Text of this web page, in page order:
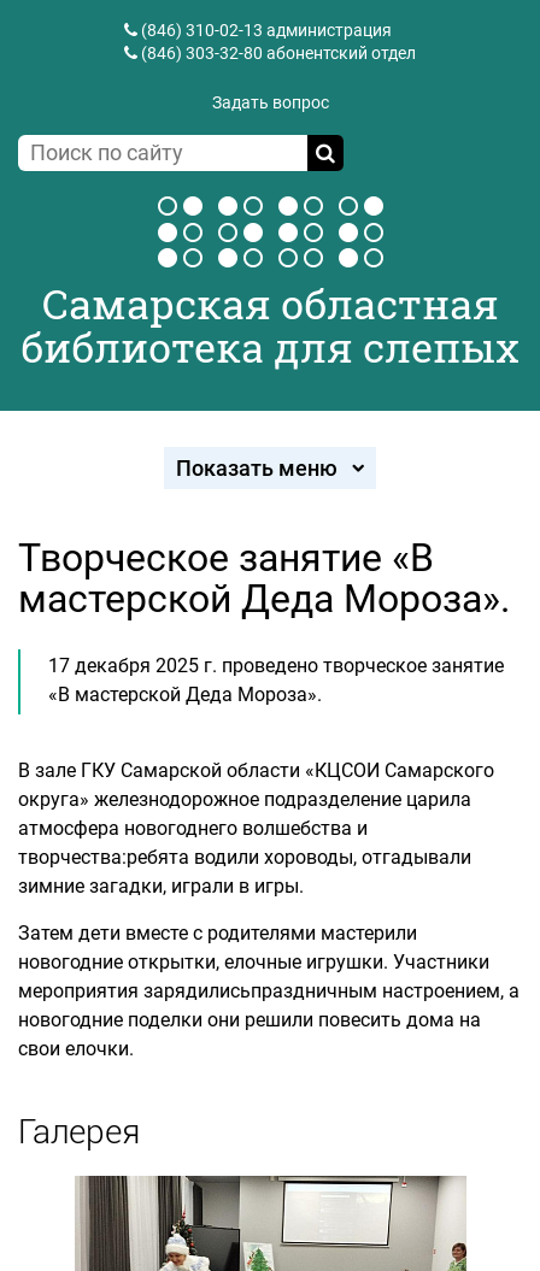
(846) 310-02-13 администрация
(846) 303-32-80 абонентский отдел
Задать вопрос
Самарская областная
библиотека для слепых
Показать меню
Творческое занятие «В
мастерской Деда Мороза».
17 декабря 2025 г. проведено творческое занятие
«В мастерской Деда Мороза».
В зале ГКУ Самарской области «КЦСОИ Самарского
округа» железнодорожное подразделение царила
атмосфера новогоднего волшебства и
творчества:ребята водили хороводы, отгадывали
зимние загадки, играли в игры.
Затем дети вместе с родителями мастерили
новогодние открытки, елочные игрушки. Участники
мероприятия зарядилисьпраздничным настроением, а
новогодние поделки они решили повесить дома на
свои елочки.
Галерея